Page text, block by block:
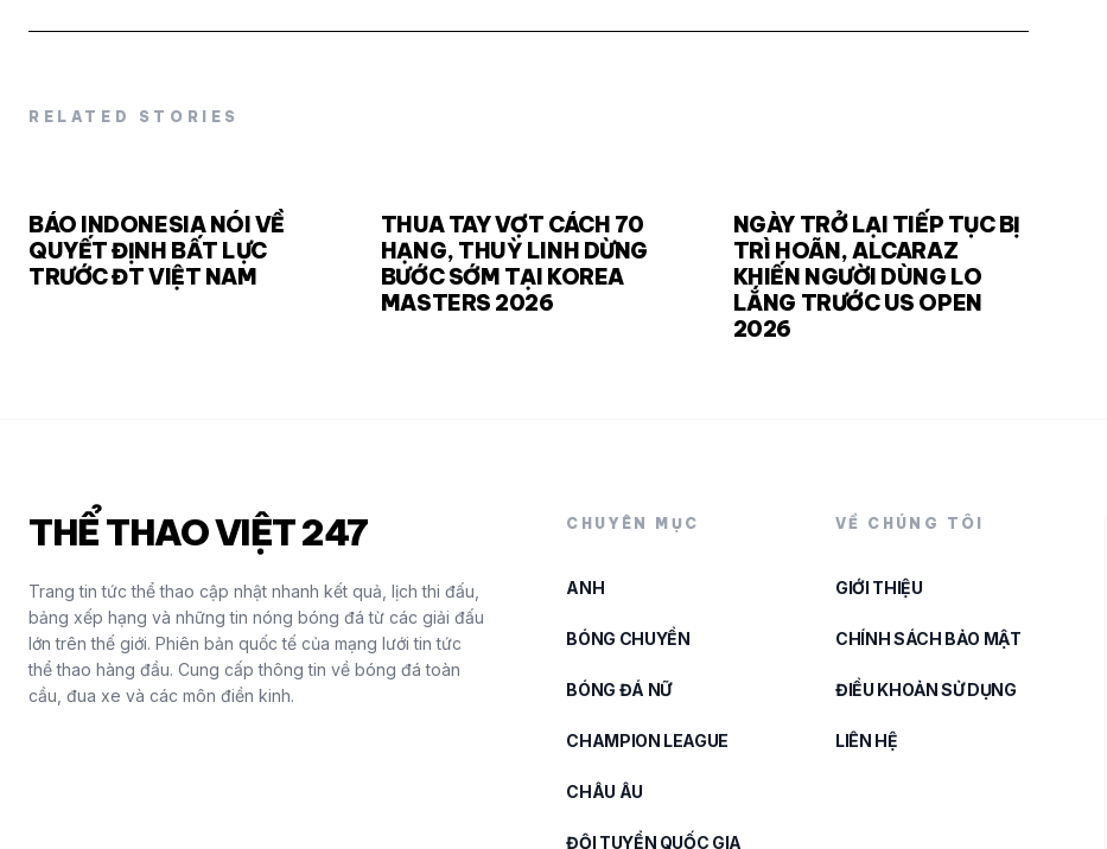
RELATED STORIES
BÁO INDONESIA NÓI VỀ
QUYẾT ĐỊNH BẤT LỰC
TRƯỚC ĐT VIỆT NAM
THUA TAY VỢT CÁCH 70
HẠNG, THUỲ LINH DỪNG
BƯỚC SỚM TẠI KOREA
MASTERS 2026
NGÀY TRỞ LẠI TIẾP TỤC BỊ
TRÌ HOÃN, ALCARAZ
KHIẾN NGƯỜI DÙNG LO
LẮNG TRƯỚC US OPEN
2026
THỂ THAO VIỆT 247
Trang tin tức thể thao cập nhật nhanh kết quả, lịch thi đấu,
bảng xếp hạng và những tin nóng bóng đá từ các giải đấu
lớn trên thế giới. Phiên bản quốc tế của mạng lưới tin tức
thể thao hàng đầu. Cung cấp thông tin về bóng đá toàn
cầu, đua xe và các môn điền kinh.
CHUYÊN MỤC
ANH
BÓNG CHUYỀN
BÓNG ĐÁ NỮ
CHAMPION LEAGUE
CHÂU ÂU
ĐỘI TUYỂN QUỐC GIA
VỀ CHÚNG TÔI
GIỚI THIỆU
CHÍNH SÁCH BẢO MẬT
ĐIỀU KHOẢN SỬ DỤNG
LIÊN HỆ